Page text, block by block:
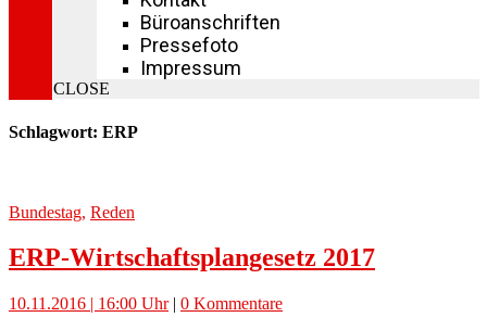
Büroanschriften
Pressefoto
Impressum
CLOSE
Schlagwort: ERP
Bundestag, Reden
ERP-Wirtschaftsplangesetz 2017
10.11.2016 | 16:00 Uhr| 0 Kommentare